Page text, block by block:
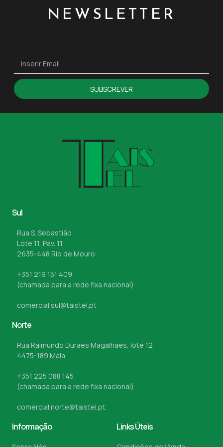
NEWSLETTER
SUBSCREVER
Sul
Rua S. Sebastião
Lote 11, Pav. 11,
2635-448 Rio de Mouro
+351 219 151 409
(chamada para a rede fixa nacional)
comercial.sul@taistel.pt
Norte
Rua Raimundo Durães Magalhães, lote 12
4475-189 Maia
+351 225 088 145
(chamada para a rede fixa nacional)
comercial.norte@taistel.pt
Informação Links Úteis